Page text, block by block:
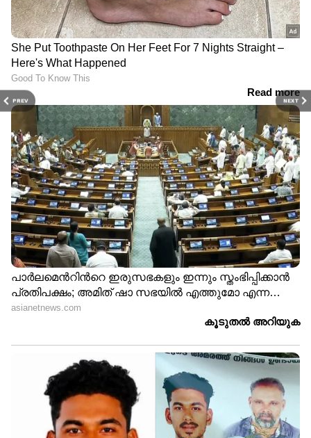
PREV NEXT